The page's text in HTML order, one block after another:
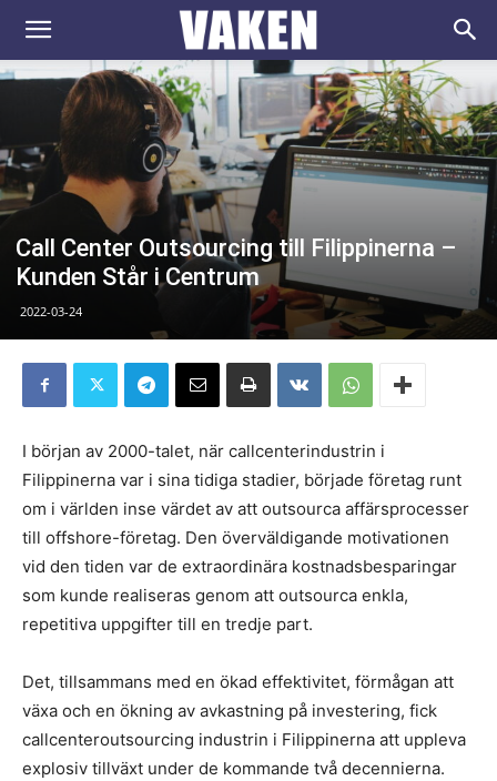
VAKEN.se
Call Center Outsourcing till Filippinerna –
Kunden Står i Centrum
2022-03-24
I början av 2000-talet, när callcenterindustrin i
Filippinerna var i sina tidiga stadier, började företag runt
om i världen inse värdet av att outsourca affärsprocesser
till offshore-företag. Den överväldigande motivationen
vid den tiden var de extraordinära kostnadsbesparingar
som kunde realiseras genom att outsourca enkla,
repetitiva uppgifter till en tredje part.
Det, tillsammans med en ökad effektivitet, förmågan att
växa och en ökning av avkastning på investering, fick
callcenteroutsourcing industrin i Filippinerna att uppleva
explosiv tillväxt under de kommande två decennierna.